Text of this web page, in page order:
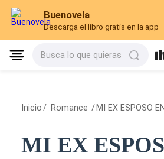
Buenovela
Descarga el libro gratis en la app
Busca lo que quieras
Inicio / Romance / MI EX ESPOSO
MI EX